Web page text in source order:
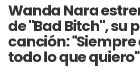
Wanda Nara
de "Bad Bitch", su
canción:
todo lo que quiero"